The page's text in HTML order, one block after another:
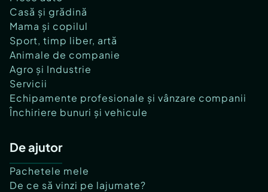
Casă și grădină
Mama și copilul
Sport, timp liber, artă
Animale de companie
Agro și Industrie
Servicii
Echipamente profesionale și vânzare companii
Închiriere bunuri și vehicule
De ajutor
Pachetele mele
De ce să vinzi pe lajumate?